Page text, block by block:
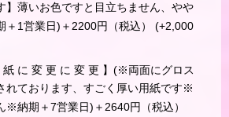
】薄いお色ですと目立ちません、やや
1営業日)＋2200円（税込） (+2,000
紙 に 変 更 に 変 更 】(※両面にグロス
れております、すごく厚い用紙です※
※納期＋7営業日)＋2640円（税込）